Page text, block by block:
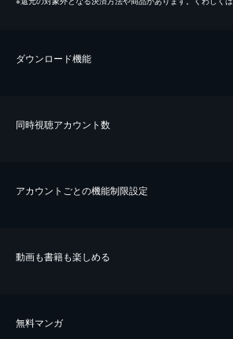
ダウンロード機能
同時視聴アカウント数
アカウントごとの機能制限設定
動画も書籍も楽しめる
無料マンガ